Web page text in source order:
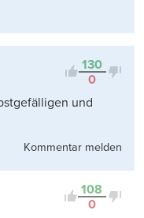
130
0
und
Kommentar melden
108
0